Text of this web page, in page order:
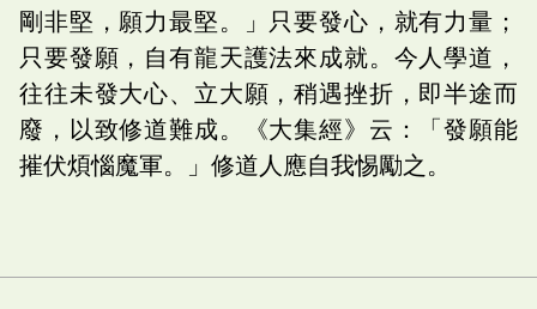
剛非堅，願力最堅。」只要發心，就有力量；
只要發願，自有龍天護法來成就。今人學道，
往往未發大心、立大願，稍遇挫折，即半途而
廢，以致修道難成。《大集經》云：「發願能
摧伏煩惱魔軍。」修道人應自我惕勵之。